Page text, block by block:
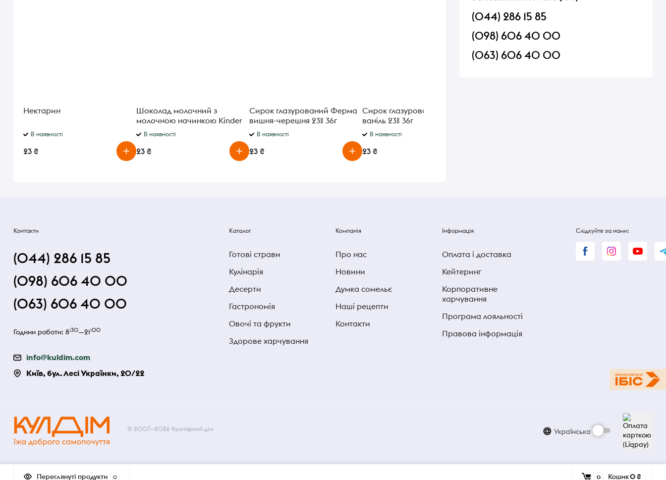
Нектарин
В наявності
23 ₴
Шоколад молочний з
молочною начинкою Kinder
Maxi Chocolate 21 г
В наявності
23 ₴
Сирок глазурований Ферма
вишня-черешня 23% 36г
В наявності
23 ₴
Сирок глазурований Ферма
ваніль 23% 36г
В наявності
23 ₴
(044) 286 15 85
(098) 606 40 00
(063) 606 40 00
Контакти
(044) 286 15 85
(098) 606 40 00
(063) 606 40 00
Години роботи: 8:30—21:00
info@kuldim.com
Київ, бул. Лесі Українки, 20/22
Каталог
Готові страви
Кулінарія
Десерти
Гастрономія
Овочі та фрукти
Здорове харчування
Компанія
Про нас
Новини
Думка сомельє
Наші рецепти
Контакти
Інформація
Оплата і доставка
Кейтеринг
Корпоративне
харчування
Програма лояльності
Правова інформація
Слідкуйте за нами:
© 2007—2026 Кулінарний дім Українська
Переглянуті продукти 0 0 Кошик0 ₴